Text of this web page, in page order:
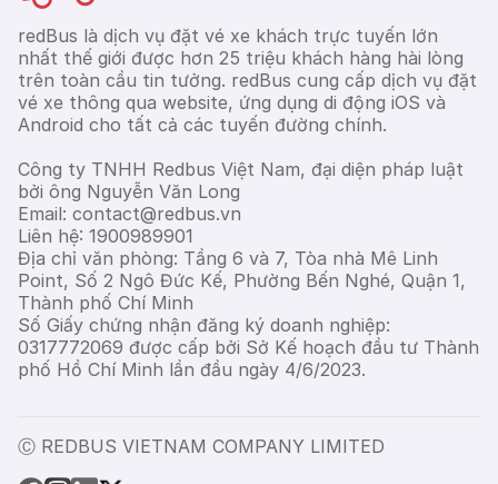
redBus là dịch vụ đặt vé xe khách trực tuyến lớn
nhất thế giới được hơn 25 triệu khách hàng hài lòng
trên toàn cầu tin tưởng. redBus cung cấp dịch vụ đặt
vé xe thông qua website, ứng dụng di động iOS và
Android cho tất cả các tuyến đường chính.
Công ty TNHH Redbus Việt Nam, đại diện pháp luật
bởi ông Nguyễn Văn Long
Email: contact@redbus.vn
Liên hệ: 1900989901
Địa chỉ văn phòng: Tầng 6 và 7, Tòa nhà Mê Linh
Point, Số 2 Ngô Đức Kế, Phường Bến Nghé, Quận 1,
Thành phố Chí Minh
Số Giấy chứng nhận đăng ký doanh nghiệp:
0317772069 được cấp bởi Sở Kế hoạch đầu tư Thành
phố Hồ Chí Minh lần đầu ngày 4/6/2023.
Ⓒ REDBUS VIETNAM COMPANY LIMITED